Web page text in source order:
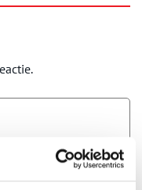
e-mailadres wordt niet